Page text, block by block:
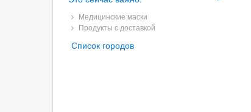
Медицинские маски
Продукты с доставкой
Список городов